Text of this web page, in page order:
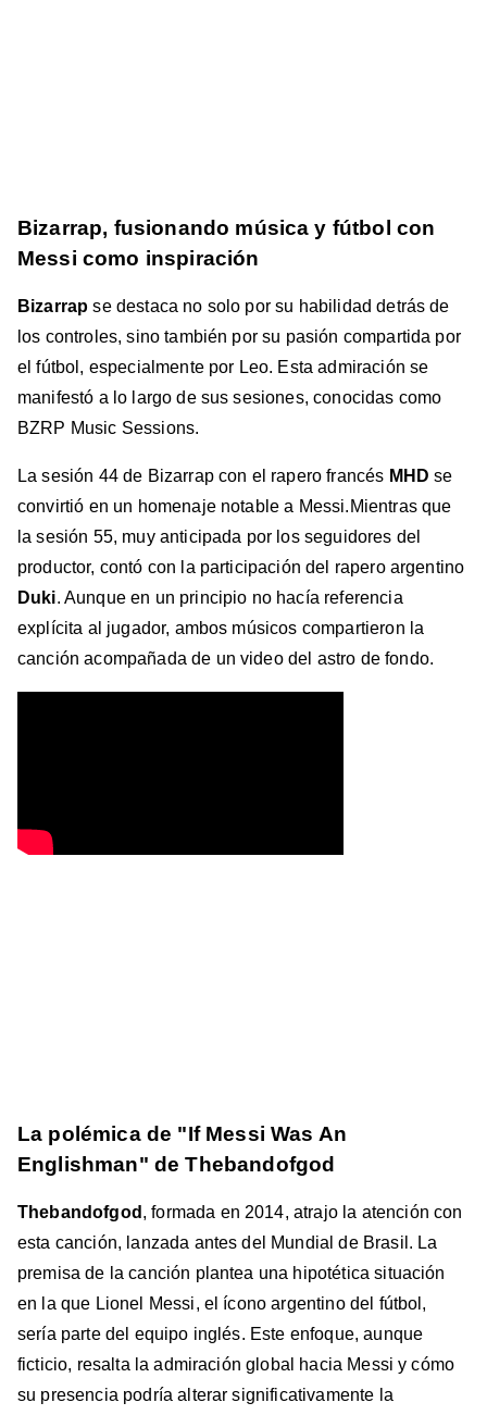
Bizarrap, fusionando música y fútbol con
Messi como inspiración
Bizarrap se destaca no solo por su habilidad detrás de
los controles, sino también por su pasión compartida por
el fútbol, especialmente por Leo. Esta admiración se
manifestó a lo largo de sus sesiones, conocidas como
BZRP Music Sessions.
La sesión 44 de Bizarrap con el rapero francés MHD se
convirtió en un homenaje notable a Messi.Mientras que
la sesión 55, muy anticipada por los seguidores del
productor, contó con la participación del rapero argentino
Duki. Aunque en un principio no hacía referencia
explícita al jugador, ambos músicos compartieron la
canción acompañada de un video del astro de fondo.
La polémica de "If Messi Was An
Englishman" de Thebandofgod
Thebandofgod , formada en 2014, atrajo la atención con
esta canción, lanzada antes del Mundial de Brasil. La
premisa de la canción plantea una hipotética situación
en la que Lionel Messi, el ícono argentino del fútbol,
sería parte del equipo inglés. Este enfoque, aunque
ficticio, resalta la admiración global hacia Messi y cómo
su presencia podría alterar significativamente la